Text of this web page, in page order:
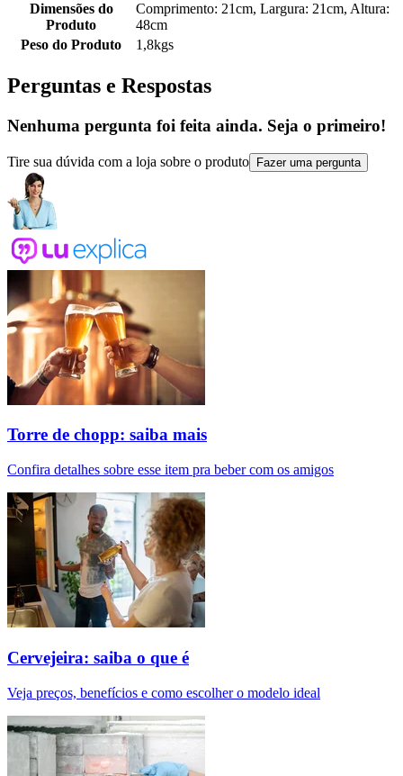
Dimensões do
Produto
Comprimento: 21cm, Largura: 21cm, Altura:
48cm
Peso do Produto
1,8kgs
Perguntas e Respostas
Nenhuma pergunta foi feita ainda. Seja o primeiro!
Tire sua dúvida com a loja sobre o produto Fazer uma pergunta
Torre de chopp: saiba mais
Confira detalhes sobre esse item pra beber com os amigos
Cervejeira: saiba o que é
Veja preços, benefícios e como escolher o modelo ideal